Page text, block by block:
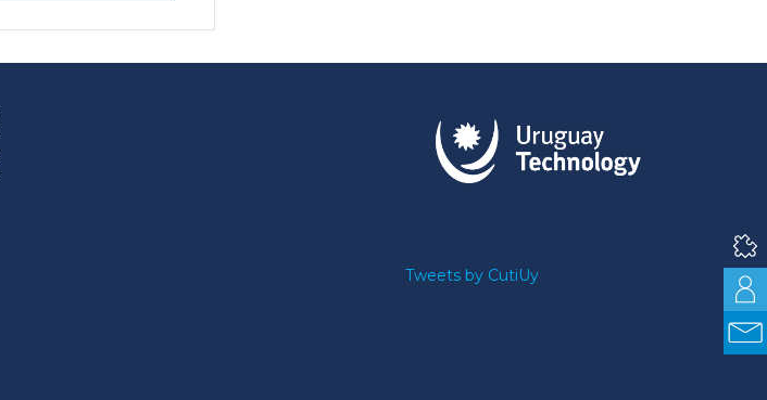
Tweets by CutiUy